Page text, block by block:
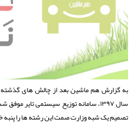
گزارش هم ماشین بعد از چالش های گذشته
سال ۱۳۹۷، سامانه توزیع سیستمی تایر موفق
یک شبه وزارت صمت این رشته ها را پنبه